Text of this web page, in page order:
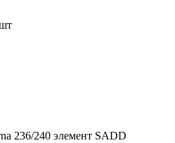
236/240 элемент SADD